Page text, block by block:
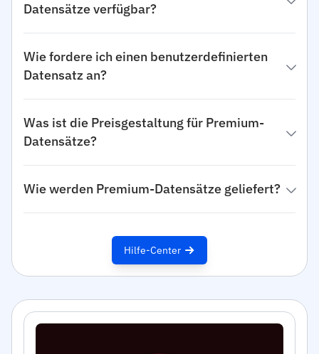
Datensätze verfügbar?
Wie fordere ich einen benutzerdefinierten
Datensatz an?
Was ist die Preisgestaltung für Premium-
Datensätze?
Wie werden Premium-Datensätze geliefert?
Hilfe-Center